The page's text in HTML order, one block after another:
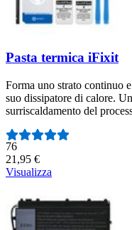
Pasta termica iFixit
Forma uno strato continuo
suo dissipatore di calore.
surriscaldamento del
Numero di recensioni:
76
21,95 €
Visualizza